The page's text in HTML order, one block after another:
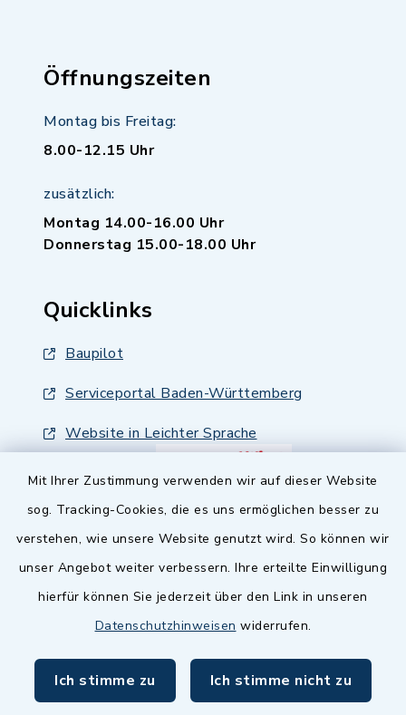
Mit Ihrer Zustimmung verwenden wir auf dieser Website
sog. Tracking-Cookies, die es uns ermöglichen besser zu
verstehen, wie unsere Website genutzt wird. So können wir
unser Angebot weiter verbessern. Ihre erteilte Einwilligung
hierfür können Sie jederzeit über den Link in unseren
Datenschutzhinweisen widerrufen.
Ich stimme zu Ich stimme nicht zu
Öffnungszeiten
Montag bis Freitag:
8.00-12.15 Uhr
zusätzlich:
Montag 14.00-16.00 Uhr
Donnerstag 15.00-18.00 Uhr
Quicklinks
Baupilot
Serviceportal Baden-Württemberg
Website in Leichter Sprache
Kontakt